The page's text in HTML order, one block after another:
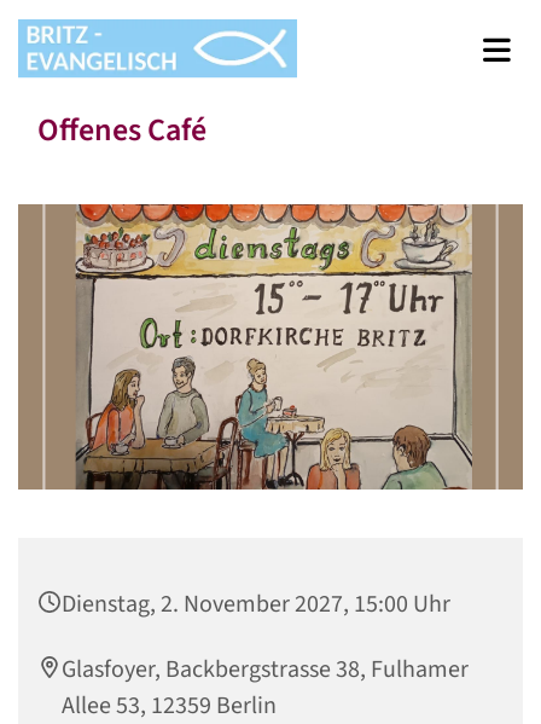
Offenes Café
Dienstag, 2. November 2027, 15:00 Uhr
Glasfoyer, Backbergstrasse 38, Fulhamer
Allee 53, 12359 Berlin